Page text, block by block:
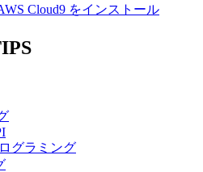
Cloud9 をインストール
グラミング